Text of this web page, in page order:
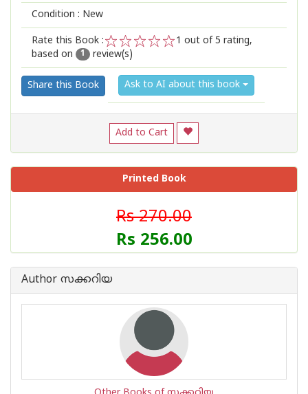
Condition : New
Rate this Book :
2
1
1 out of 5 rating,
based on
1 review(s)
Share this Book Ask to AI about this book
Add to Cart
Printed Book
Rs 270.00
Rs 256.00
Author സക്കറിയ